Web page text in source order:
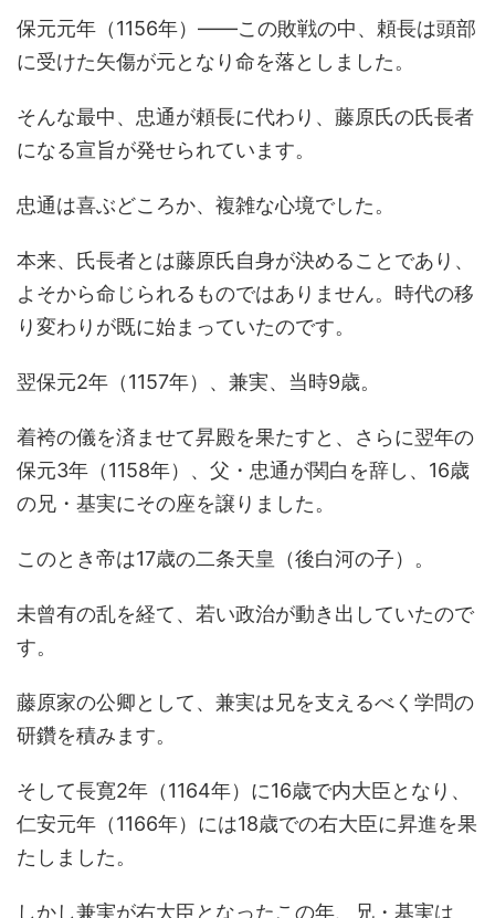
保元元年（1156年）――この敗戦の中、頼長は頭部
に受けた矢傷が元となり命を落としました。
そんな最中、忠通が頼長に代わり、藤原氏の氏長者
になる宣旨が発せられています。
忠通は喜ぶどころか、複雑な心境でした。
本来、氏長者とは藤原氏自身が決めることであり、
よそから命じられるものではありません。時代の移
り変わりが既に始まっていたのです。
翌保元2年（1157年）、兼実、当時9歳。
着袴の儀を済ませて昇殿を果たすと、さらに翌年の
保元3年（1158年）、父・忠通が関白を辞し、16歳
の兄・基実にその座を譲りました。
このとき帝は17歳の二条天皇（後白河の子）。
未曾有の乱を経て、若い政治が動き出していたので
す。
藤原家の公卿として、兼実は兄を支えるべく学問の
研鑽を積みます。
そして長寛2年（1164年）に16歳で内大臣となり、
仁安元年（1166年）には18歳での右大臣に昇進を果
たしました。
しかし兼実が右大臣となったこの年、兄・基実は